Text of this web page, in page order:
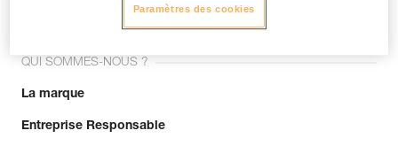
QUI SOMMES-NOUS ?
La marque
Entreprise Responsable
Paramètres des cookies